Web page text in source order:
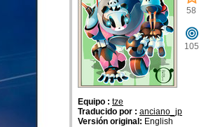
58
105
Equipo : tze
Traducido por : anciano_jp
Versión original: English